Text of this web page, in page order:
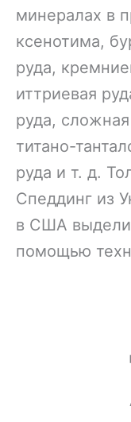
минералах в
ксенотима,
руда,
иттриевая
руда,
титано-
руда и т. д.
Спеддинг из
в США
помощью